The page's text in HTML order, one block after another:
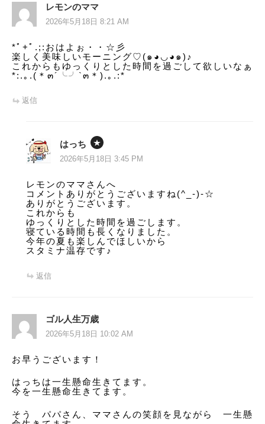
レモンのママ
2026年5月18日 8:21 AM
*ﾟ+ﾟ.;:おはよぉ・・☆彡
楽しく美味しいモーニング♡(๑◕◡◕๑)♪
これからもゆっくりとした時間を過ごして欲しいなぁ
*:.｡.(＊๓´╰╯`๓＊).｡.:*
返信
はっち
2026年5月18日 3:45 PM
レモンのママさんへ
コメントありがとうございますね(^_-)-☆
ありがとうございます。
これからも
ゆっくりとした時間を過ごします。
寝ている時間も長くなりました。
今年の夏も楽しんでほしいから
スタミナ温存です♪
返信
ゴル人生万歳
2026年5月18日 10:02 AM
お早うございます！
はっちは一生懸命生きてます。
今を一生懸命生きてます。
そう パパさん、ママさんの笑顔を見ながら 一生懸